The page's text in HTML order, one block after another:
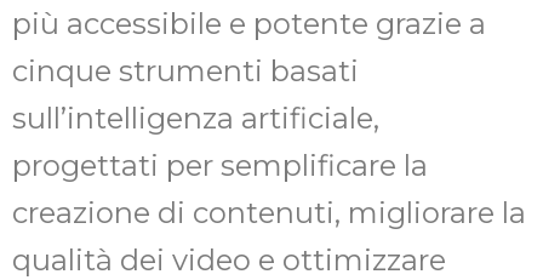
più accessibile e potente grazie a
cinque strumenti basati
sull’intelligenza artificiale,
progettati per semplificare la
creazione di contenuti, migliorare la
qualità dei video e ottimizzare